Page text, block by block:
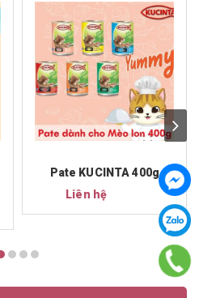
Pate KUCINTA 400g
Liên hệ